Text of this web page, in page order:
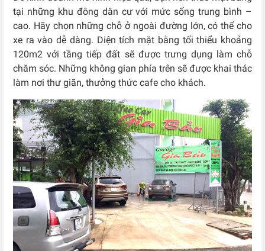
tại những khu đông dân cư với mức sống trung bình –
cao. Hãy chọn những chỗ ở ngoài đường lớn, có thể cho
xe ra vào dễ dàng. Diện tích mặt bằng tối thiểu khoảng
120m2 với tầng tiếp đất sẽ được trưng dụng làm chỗ
chăm sóc. Những không gian phía trên sẽ được khai thác
làm nơi thư giãn, thưởng thức cafe cho khách.